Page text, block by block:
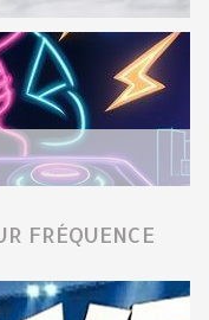
FRÉQUENCE